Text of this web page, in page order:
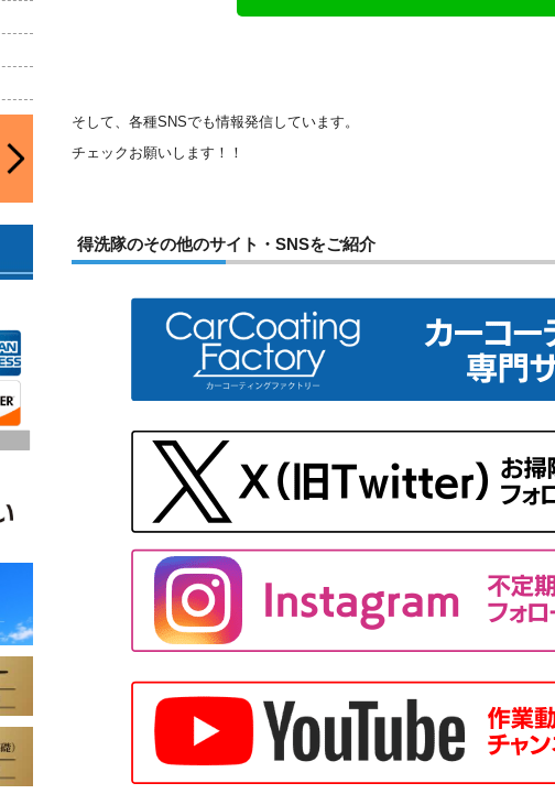
そして、各種SNSでも情報発信しています。
チェックお願いします！！
得洗隊のその他のサイト・SNSをご紹介